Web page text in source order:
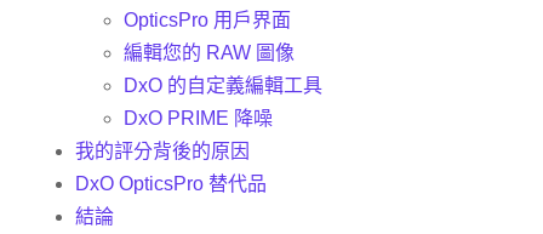
OpticsPro 用戶界面
編輯您的 RAW 圖像
DxO 的自定義編輯工具
DxO PRIME 降噪
我的評分背後的原因
DxO OpticsPro 替代品
結論